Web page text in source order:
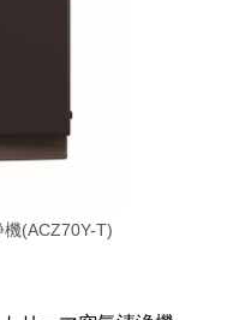
(ACZ70Y-T)